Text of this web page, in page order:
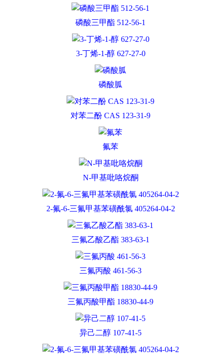
磷酸三甲酯 512-56-1
3-丁烯-1-醇 627-27-0
磷酸胍
对苯二酚 CAS 123-31-9
氟苯
N-甲基吡咯烷酮
2-氟-6-三氟甲基苯磺酰氯 405264-04-2
三氟乙酸乙酯 383-63-1
三氟丙酸 461-56-3
三氟丙酸甲酯 18830-44-9
异己二醇 107-41-5